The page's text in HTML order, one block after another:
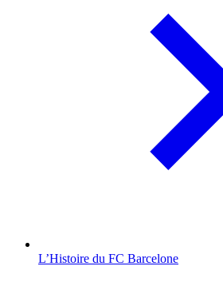
L’Histoire du FC Barcelone